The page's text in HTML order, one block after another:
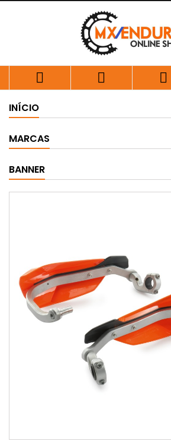
  
INÍCIO
MARCAS
BANNER